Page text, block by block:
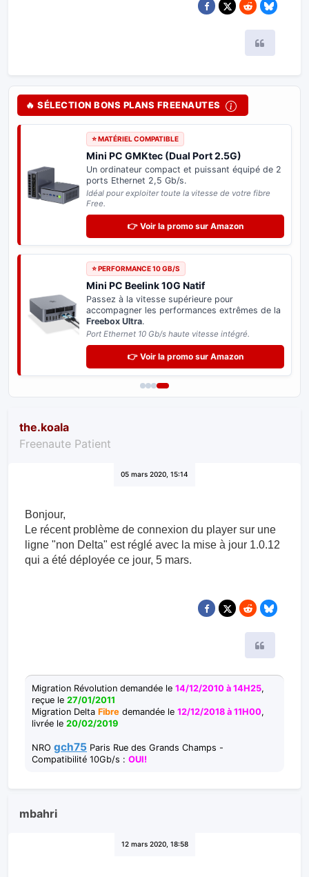
🔥 SÉLECTION BONS PLANS FREENAUTES
⭐ MATÉRIEL COMPATIBLE
Mini PC GMKtec (Dual Port 2.5G)
Un ordinateur compact et puissant équipé de 2
ports Ethernet 2,5 Gb/s.
Idéal pour exploiter toute la vitesse de votre fibre
Free.
👉 Voir la promo sur Amazon
⭐ PERFORMANCE 10 GB/S
Mini PC Beelink 10G Natif
Passez à la vitesse supérieure pour
accompagner les performances extrêmes de la
Freebox Ultra.
Port Ethernet 10 Gb/s haute vitesse intégré.
👉 Voir la promo sur Amazon
the.koala
Freenaute Patient
05 mars 2020, 15:14
Bonjour,
Le récent problème de connexion du player sur une
ligne "non Delta" est réglé avec la mise à jour 1.0.12
qui a été déployée ce jour, 5 mars.
Migration Révolution demandée le 14/12/2010 à 14H25,
reçue le 27/01/2011
Migration Delta Fibre demandée le 12/12/2018 à 11H00,
livrée le 20/02/2019
NRO gch75 Paris Rue des Grands Champs -
Compatibilité 10Gb/s : OUI!
mbahri
12 mars 2020, 18:58